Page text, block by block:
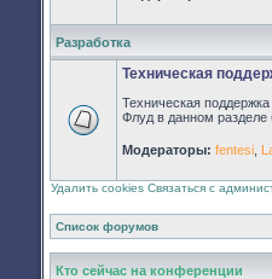
Разработка
непрочитанных
Техническая
Техническая поддержка
Флуд в данном разделе
Модераторы: fentesi
Удалить cookies Связаться с
Список форумов
Кто сейчас на конференции